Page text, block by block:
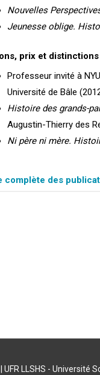
Nouvelles
Jeunesse oblige.
prix et distinctions
Professeur invité à
Université de Bâle
Histoire des grands-
Augustin-Thierry des
Ni père ni mère.
complète des
| UFR LLSHS - Université